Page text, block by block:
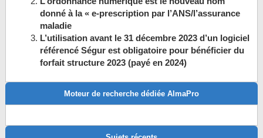
donné à la « e-prescription par l’ANS/l’assurance
maladie
L’utilisation avant le 31 décembre 2023 d’un logiciel
référencé Ségur est obligatoire pour bénéficier du
forfait structure 2023 (payé en 2024)
Moteur de recherche dédiée AlmaPro